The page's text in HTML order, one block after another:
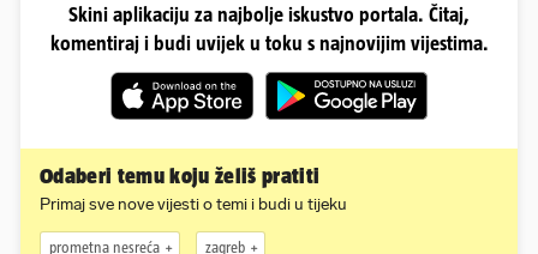
Skini aplikaciju za najbolje iskustvo portala. Čitaj,
komentiraj i budi uvijek u toku s najnovijim vijestima.
Odaberi temu koju želiš pratiti
Primaj sve nove vijesti o temi i budi u tijeku
prometna nesreća zagreb